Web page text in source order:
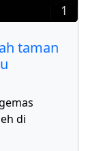
1
taman
di